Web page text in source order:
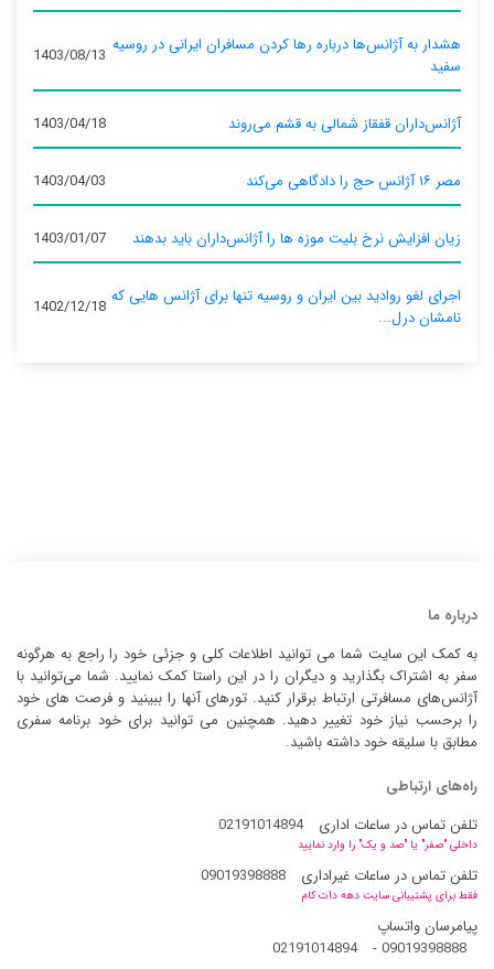
هشدار به آژانس‌ها درباره رها کردن مسافران ایرانی در روسیه
سفید
1403/08/13
آژانس‌داران قفقاز شمالی به قشم می‌روند 1403/04/18
مصر ۱۶ آژانس حج را دادگاهی می‌کند 1403/04/03
زیان افزایش نرخ بلیت موزه ها را آژانس‌داران باید بدهند 1403/01/07
اجرای لغو روادید بین ایران و روسیه تنها برای آژانس‌ هایی که
نامشان درل...
1402/12/18
درباره ما
به کمک این سایت شما می توانید اطلاعات کلی و جزئی خود را راجع به هرگونه
سفر به اشتراک بگذارید و دیگران را در این راستا کمک نمایید. شما می‌توانید با
آژانس‌های مسافرتی ارتباط برقرار کنید. تورهای آنها را ببینید و فرصت های خود
را برحسب نیاز خود تغییر دهید. همچنین می توانید برای خود برنامه سفری
مطابق با سلیقه خود داشته باشید.
راه‌های ارتباطی
تلفن تماس در ساعات اداری
02191014894
داخلی "صفر" یا "صد و یک" را وارد نمایید
تلفن تماس در ساعات غیراداری 09019398888
فقط برای پشتیبانی سایت دهه دات کام
پیامرسان واتساپ
09019398888
-
02191014894